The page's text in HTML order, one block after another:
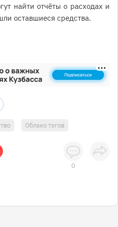
найти отчёты о расходах и
оставшиеся средства.
Облако тэгов
0